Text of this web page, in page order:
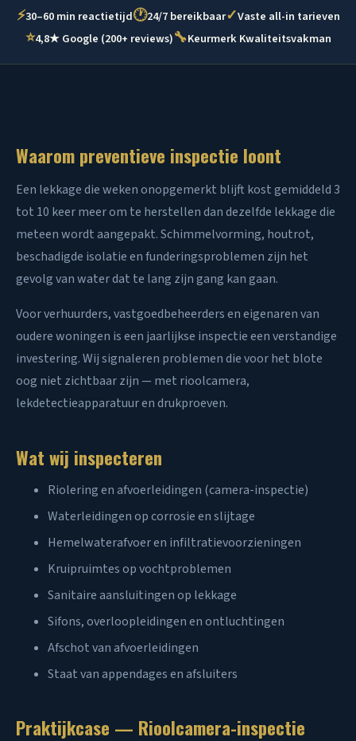
⚡30–60 min reactietijd🕐24/7 bereikbaar✓Vaste all-in tarieven
⭐4,8★ Google (200+ reviews)🔧Keurmerk Kwaliteitsvakman
Waarom preventieve inspectie loont
Een lekkage die weken onopgemerkt blijft kost gemiddeld 3
tot 10 keer meer om te herstellen dan dezelfde lekkage die
meteen wordt aangepakt. Schimmelvorming, houtrot,
beschadigde isolatie en funderingsproblemen zijn het
gevolg van water dat te lang zijn gang kan gaan.
Voor verhuurders, vastgoedbeheerders en eigenaren van
oudere woningen is een jaarlijkse inspectie een verstandige
investering. Wij signaleren problemen die voor het blote
oog niet zichtbaar zijn — met rioolcamera,
lekdetectieapparatuur en drukproeven.
Wat wij inspecteren
Riolering en afvoerleidingen (camera-inspectie)
Waterleidingen op corrosie en slijtage
Hemelwaterafvoer en infiltratievoorzieningen
Kruipruimtes op vochtproblemen
Sanitaire aansluitingen op lekkage
Sifons, overloopleidingen en ontluchtingen
Afschot van afvoerleidingen
Staat van appendages en afsluiters
Praktijkcase — Rioolcamera-inspectie